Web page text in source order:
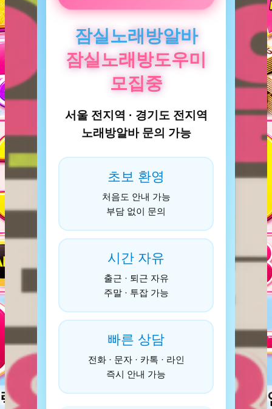
잠실노래방알바
잠실노래방도우미
모집중
서울 전지역 · 경기도 전지역
노래방알바 문의 가능
초보 환영
처음도 안내 가능
부담 없이 문의
시간 자유
출근 · 퇴근 자유
주말 · 투잡 가능
빠른 상담
전화 · 문자 · 카톡 · 라인
즉시 안내 가능